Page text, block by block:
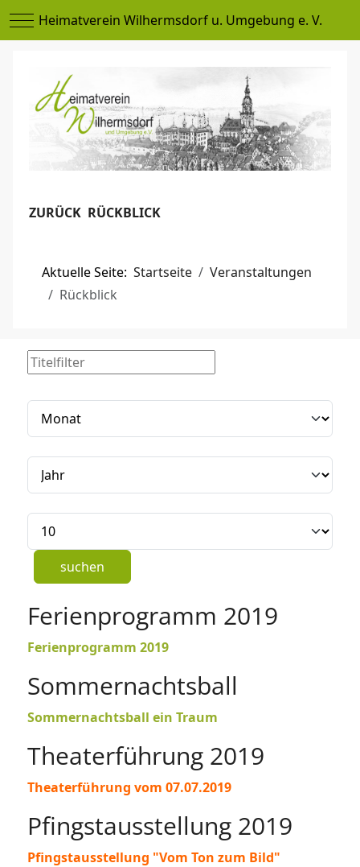
Mobile Menu Toggle
Heimatverein Wilhermsdorf u. Umgebung e. V.
ZURÜCK RÜCKBLICK
Aktuelle Seite:Startseite
Veranstaltungen
Rückblick
Filter
Titelfilter
suchen
Ferienprogramm 2019
Ferienprogramm 2019
Sommernachtsball
Sommernachtsball ein Traum
Theaterführung 2019
Theaterführung vom 07.07.2019
Pfingstausstellung 2019
Pfingstausstellung "Vom Ton zum Bild"